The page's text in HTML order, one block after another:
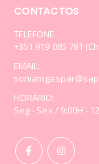
CONTACTOS
TELEFONE:
+351 919 085 781
EMAIL:
HORÁRIO:
Seg - Sex / 9:00H -